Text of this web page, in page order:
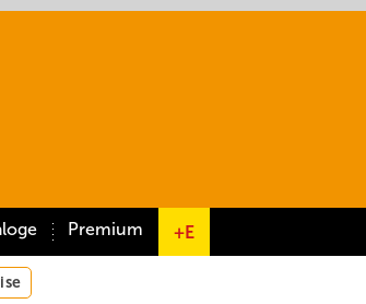
Premium +E